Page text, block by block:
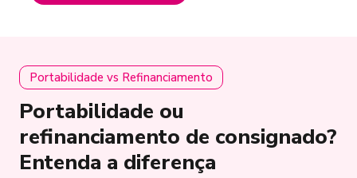
Portabilidade vs Refinanciamento
Portabilidade ou
refinanciamento de consignado?
Entenda a diferença